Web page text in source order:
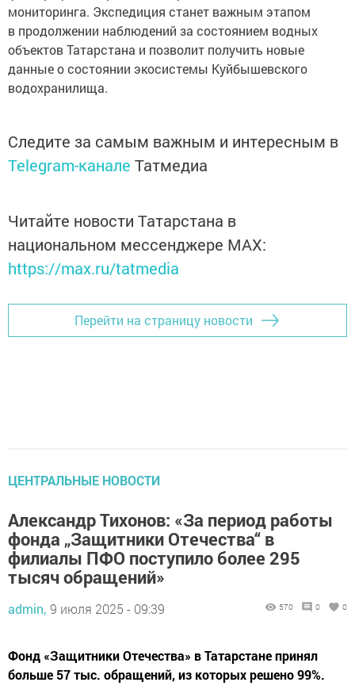
мониторинга. Экспедиция станет важным этапом
в продолжении наблюдений за состоянием водных
объектов Татарстана и позволит получить новые
данные о состоянии экосистемы Куйбышевского
водохранилища.
Следите за самым важным и интересным в
Telegram-канале Татмедиа
Читайте новости Татарстана в
национальном мессенджере MАХ:
https://max.ru/tatmedia
Перейти на страницу новости
ЦЕНТРАЛЬНЫЕ НОВОСТИ
Александр Тихонов: «За период работы
фонда „Защитники Отечества“ в
филиалы ПФО поступило более 295
тысяч обращений»
admin, 9 июля 2025 - 09:39 570 0 0
Фонд «Защитники Отечества» в Татарстане принял
больше 57 тыс. обращений, из которых решено 99%.